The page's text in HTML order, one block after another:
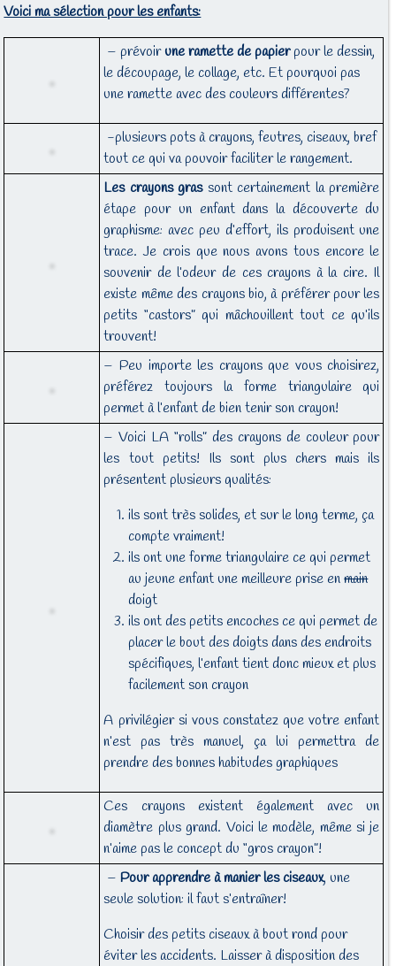
Voici ma sélection pour les enfants:
– prévoirune ramette de papierpour le dessin,
le découpage, le collage, etc. Et pourquoi pas
une ramette avec des couleurs différentes?
-plusieurs pots à crayons, feutres, ciseaux, bref
tout ce qui va pouvoir faciliter le rangement.
Les crayons grassont certainement la première
étape pour un enfant dans la découverte du
graphisme: avec peu d’effort, ils produisent une
trace. Je crois que nous avons tous encore le
souvenir de l’odeur de ces crayons à la cire. Il
existe même des crayons bio, à préférer pour les
petits “castors” qui mâchouillent tout ce qu’ils
trouvent!
– Peu importe les crayons que vous choisirez,
préférez toujours la forme triangulaire qui
permet à l’enfant de bien tenir son crayon!
– Voici LA “rolls” des crayons de couleur pour
les tout petits! Ils sont plus chers mais ils
présentent plusieurs qualités:
ils sont très solides, et sur le long terme, ça
compte vraiment!
ils ont une forme triangulaire ce qui permet
au jeune enfant une meilleure prise enmain
doigt
ils ont des petits encoches ce qui permet de
placer le bout des doigts dans des endroits
spécifiques, l’enfant tient donc mieux et plus
facilement son crayon
A privilégier si vous constatez que votre enfant
n’est pas très manuel, ça lui permettra de
prendre des bonnes habitudes graphiques
Ces crayons existent également avec un
diamètre plus grand. Voici le modèle, même si je
n’aime pas le concept du “gros crayon”!
–Pour apprendre à manier les ciseaux, une
seule solution: il faut s’entraîner!
Choisir des petits ciseaux à bout rond pour
éviter les accidents. Laisser à disposition des